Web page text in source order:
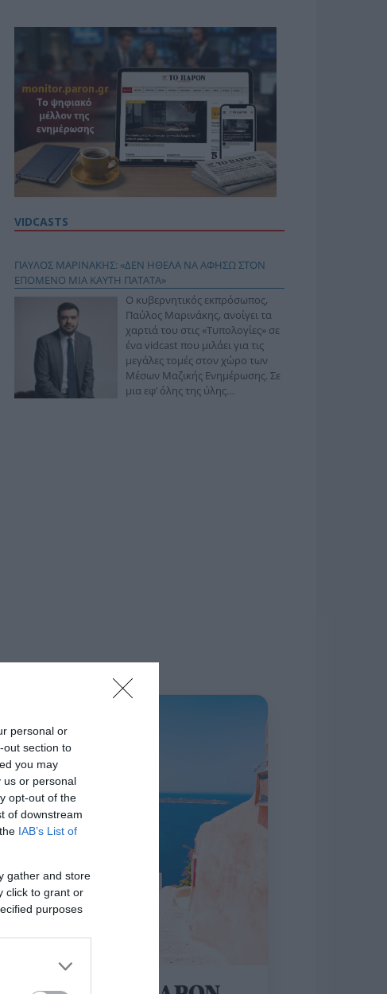
personal or
out section to
you may
us or personal
opt-out of the
of downstream
IAB’s List of
gather and store
click to grant or
purposes
VIDCASTS
ΠΑΥΛΟΣ ΜΑΡΙΝΑΚΗΣ: «ΔΕΝ ΗΘΕΛΑ ΝΑ ΑΦΗΣΩ ΣΤΟΝ
ΕΠΟΜΕΝΟ ΜΙΑ ΚΑΥΤΗ ΠΑΤΑΤΑ»
Ο κυβερνητικός εκπρόσωπος,
Παύλος Μαρινάκης, ανοίγει τα
χαρτιά του στις «Τυπολογίες» σε
ένα vidcast που μιλάει για τις
μεγάλες τομές στον χώρο των
Μέσων Μαζικής Ενημέρωσης. Σε
μια εφ’ όλης της ύλης